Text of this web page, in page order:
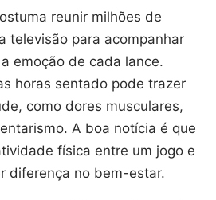
reunir milhões de
televisão para acompanhar
emoção de cada lance.
horas sentado pode trazer
como dores musculares,
A boa notícia é que
física entre um jogo e
diferença no bem-estar.